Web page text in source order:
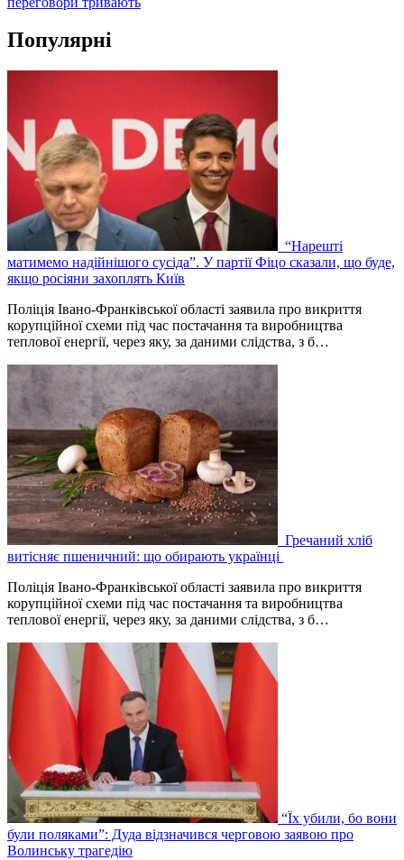
Популярні
“Нарешті
матимемо надійнішого сусіда”. У партії Фіцо сказали, що буде,
якщо росіяни захоплять Київ
Поліція Івано-Франківської області заявила про викриття
корупційної схеми під час постачання та виробництва
теплової енергії, через яку, за даними слідства, з б…
Гречаний хліб
витісняє пшеничний: що обирають українці
Поліція Івано-Франківської області заявила про викриття
корупційної схеми під час постачання та виробництва
теплової енергії, через яку, за даними слідства, з б…
“Їх убили, бо вони
були поляками”: Дуда відзначився черговою заявою про
Волинську трагедію